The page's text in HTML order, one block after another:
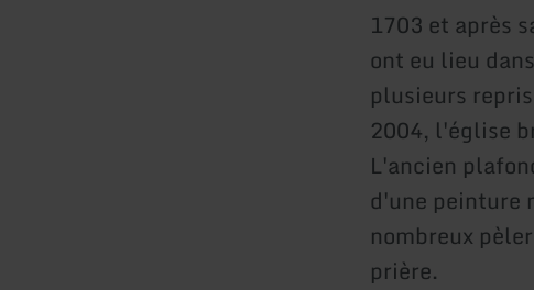
1703 et après
ont eu lieu
plusieurs
2004, l'église
L'ancien
d'une peinture
nombreux
prière.